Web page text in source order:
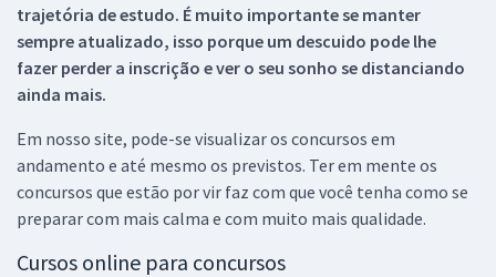
trajetória de estudo. É muito importante se manter
sempre atualizado, isso porque um descuido pode lhe
fazer perder a inscrição e ver o seu sonho se distanciando
ainda mais.
Em nosso site, pode-se visualizar os concursos em
andamento e até mesmo os previstos. Ter em mente os
concursos que estão por vir faz com que você tenha como se
preparar com mais calma e com muito mais qualidade.
Cursos online para concursos